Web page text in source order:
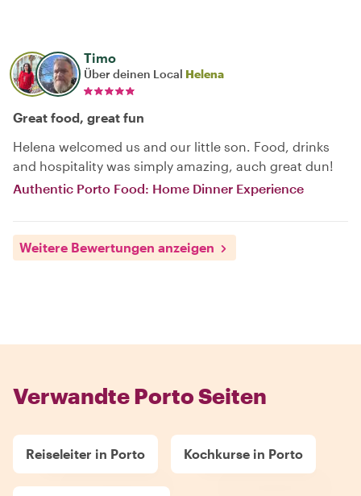
Timo
Über deinen Local Helena
Great food, great fun
Helena welcomed us and our little son. Food, drinks
and hospitality was simply amazing, auch great dun!
Authentic Porto Food: Home Dinner Experience
Weitere Bewertungen anzeigen
Verwandte Porto Seiten
Reiseleiter in Porto Kochkurse in Porto